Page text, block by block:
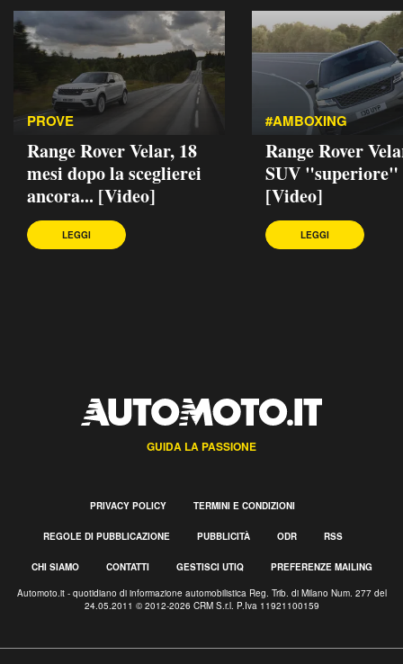
PROVE
Range Rover Velar, 18
mesi dopo la sceglierei
ancora... [Video]
LEGGI
#AMBOXING
Range Rover
SUV "superiore"
[Video]
LEGGI
GUIDA LA PASSIONE
PRIVACY POLICY TERMINI E CONDIZIONI
REGOLE DI PUBBLICAZIONE PUBBLICITÀ ODR RSS
CHI SIAMO CONTATTI GESTISCI UTIQ PREFERENZE MAILING
Automoto.it - quotidiano di informazione automobilistica Reg. Trib. di Milano Num. 277 del
24.05.2011 © 2012-2026 CRM S.r.l. P.Iva 11921100159